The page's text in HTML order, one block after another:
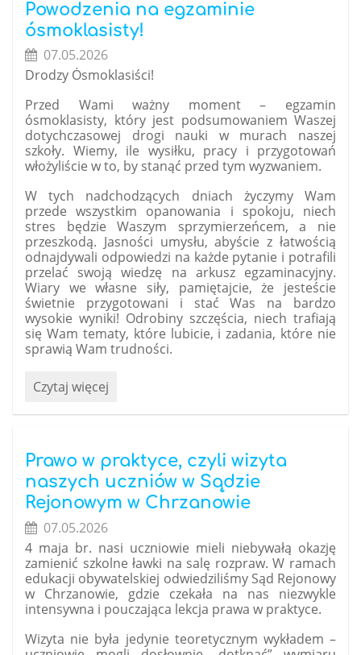
kształcenia
ogólnego
na
terenie
MOF
Powodzenia na egzaminie
ósmoklasisty!
07.05.2026
Drodzy Ósmoklasiści!
Przed Wami ważny moment – egzamin
ósmoklasisty, który jest podsumowaniem Waszej
dotychczasowej drogi nauki w murach naszej
szkoły. Wiemy, ile wysiłku, pracy i przygotowań
włożyliście w to, by stanąć przed tym wyzwaniem.
W tych nadchodzących dniach życzymy Wam
przede wszystkim opanowania i spokoju, niech
stres będzie Waszym sprzymierzeńcem, a nie
przeszkodą. Jasności umysłu, abyście z łatwością
odnajdywali odpowiedzi na każde pytanie i potrafili
przelać swoją wiedzę na arkusz egzaminacyjny.
Wiary we własne siły, pamiętajcie, że jesteście
świetnie przygotowani i stać Was na bardzo
wysokie wyniki! Odrobiny szczęścia, niech trafiają
się Wam tematy, które lubicie, i zadania, które nie
sprawią Wam trudności.
Powodzenia
Czytaj więcej
Prawo w praktyce, czyli wizyta
naszych uczniów w Sądzie
Rejonowym w Chrzanowie
07.05.2026
4 maja br. nasi uczniowie mieli niebywałą okazję
zamienić szkolne ławki na salę rozpraw. W ramach
edukacji obywatelskiej odwiedziliśmy Sąd Rejonowy
w Chrzanowie, gdzie czekała na nas niezwykle
intensywna i pouczająca lekcja prawa w praktyce.
Wizyta nie była jedynie teoretycznym wykładem –